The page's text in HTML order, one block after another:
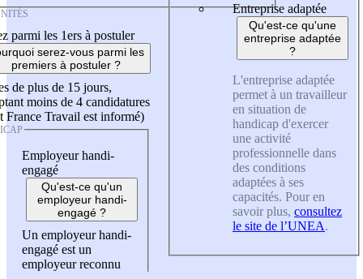
parmi les 1ers à postuler
serez-vous parmi les
premiers à postuler ?
de plus de 15 jours,
moins de 4 candidatures
France Travail est informé)
Employeur handi-
engagé
Qu'est-ce qu'un
employeur handi-
engagé ?
Un employeur handi-
engagé est un
employeur reconnu
Entreprise adaptée
Qu'est-ce qu'une
entreprise adaptée
?
L'entreprise adaptée
permet à un travailleur
en situation de
handicap d'exercer
une activité
professionnelle dans
des conditions
adaptées à ses
capacités. Pour en
savoir plus, consultez
le site de l’UNEA.